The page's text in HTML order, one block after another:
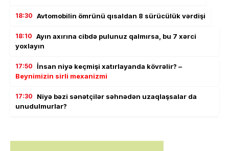
18:30 Avtomobilin ömrünü qısaldan 8 sürücülük vərdişi
18:10 Ayın axırına cibdə pulunuz qalmırsa, bu 7 xərci
yoxlayın
17:50 İnsan niyə keçmişi xatırlayanda kövrəlir? –
Beynimizin sirli mexanizmi
17:30
Niyə bəzi sənətçilər səhnədən uzaqlaşsalar da
unudulmurlar?